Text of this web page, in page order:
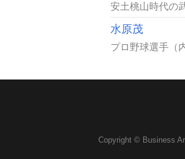
安土桃山時代の
水原茂
プロ野球選手（
Copyright © Business